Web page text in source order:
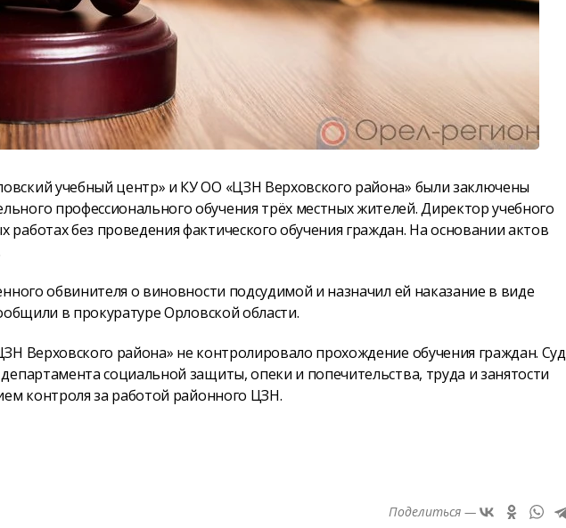
учебный центр» и КУ ОО «ЦЗН Верховского района» были заключены
профессионального обучения трёх местных жителей. Директор учебного
без проведения фактического обучения граждан. На основании актов
обвинителя о виновности подсудимой и назначил ей наказание в виде
в прокуратуре Орловской области.
Верховского района» не контролировало прохождение обучения граждан. Суд
социальной защиты, опеки и попечительства, труда и занятости
контроля за работой районного ЦЗН.
Поделиться —